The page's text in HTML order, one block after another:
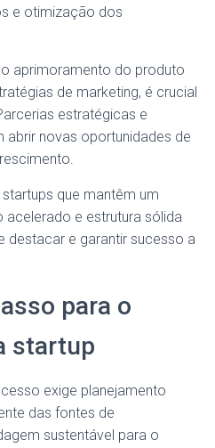
e otimização dos
aprimoramento do produto
de marketing, é crucial
estratégicas e
novas oportunidades de
que mantêm um
acelerado e estrutura sólida
destacar e garantir sucesso a
para o
startup
exige planejamento
das fontes de
sustentável para o